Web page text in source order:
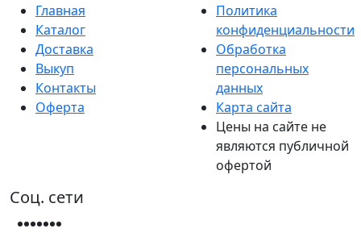
Главная
Каталог
Доставка
Выкуп
Контакты
Оферта
Политика
конфиденциальности
Обработка
персональных
данных
Карта сайта
Цены на сайте не
являются публичной
офертой
Соц. сети